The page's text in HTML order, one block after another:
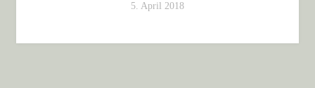
5. April 2018